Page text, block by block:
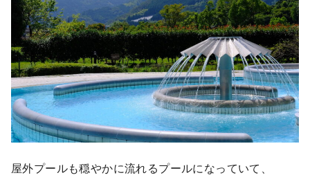
屋外プールも穏やかに流れるプールになっていて、